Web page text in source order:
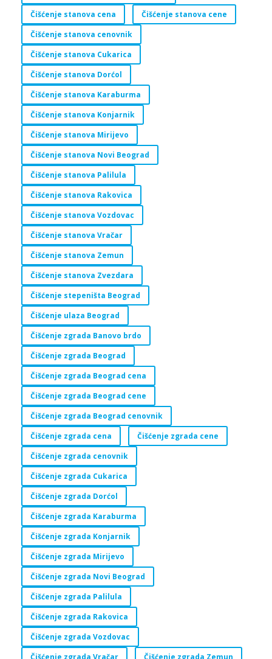
Čišćenje stanova cena
Čišćenje stanova cene
Čišćenje stanova cenovnik
Čišćenje stanova Cukarica
Čišćenje stanova Dorćol
Čišćenje stanova Karaburma
Čišćenje stanova Konjarnik
Čišćenje stanova Mirijevo
Čišćenje stanova Novi Beograd
Čišćenje stanova Palilula
Čišćenje stanova Rakovica
Čišćenje stanova Vozdovac
Čišćenje stanova Vračar
Čišćenje stanova Zemun
Čišćenje stanova Zvezdara
Čišćenje stepeništa Beograd
Čišćenje ulaza Beograd
Čišćenje zgrada Banovo brdo
Čišćenje zgrada Beograd
Čišćenje zgrada Beograd cena
Čišćenje zgrada Beograd cene
Čišćenje zgrada Beograd cenovnik
Čišćenje zgrada cena
Čišćenje zgrada cene
Čišćenje zgrada cenovnik
Čišćenje zgrada Cukarica
Čišćenje zgrada Dorćol
Čišćenje zgrada Karaburma
Čišćenje zgrada Konjarnik
Čišćenje zgrada Mirijevo
Čišćenje zgrada Novi Beograd
Čišćenje zgrada Palilula
Čišćenje zgrada Rakovica
Čišćenje zgrada Vozdovac
Čišćenje zgrada Vračar
Čišćenje zgrada Zemun